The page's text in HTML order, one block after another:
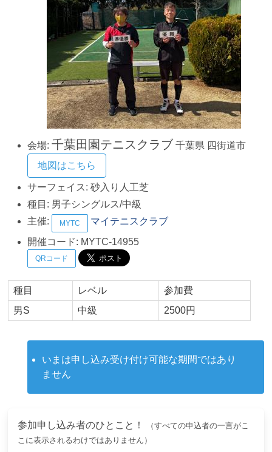
会場: 千葉田園テニスクラブ 千葉県 四街道市
地図はこちら
サーフェイス: 砂入り人工芝
種目: 男子シングルス/中級
主催:
MYTC
マイテニスクラブ
開催コード: MYTC-14955
QRコード
種目 レベル
参加費
男S
中級 2500円
いまは申し込み受け付け可能な期間ではあり
ません
参加申し込み者のひとこと！
（すべての申込者の一言がこ
こに表示されるわけではありません）